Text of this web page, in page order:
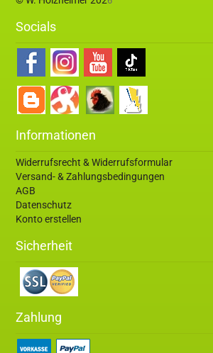
Socials
Informationen
Widerrufsrecht & Widerrufsformular
Versand- & Zahlungsbedingungen
AGB
Datenschutz
Konto erstellen
Sicherheit
Zahlung